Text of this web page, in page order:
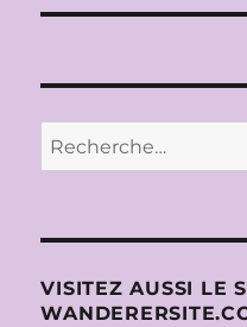
Recherche
pour :
VISITEZ AUSSI LE